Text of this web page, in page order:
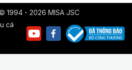
1994 - 2026 MISA JSC
cá